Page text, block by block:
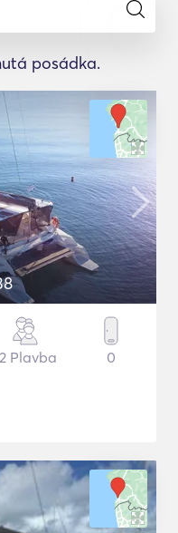
posádka.
Plavba 0